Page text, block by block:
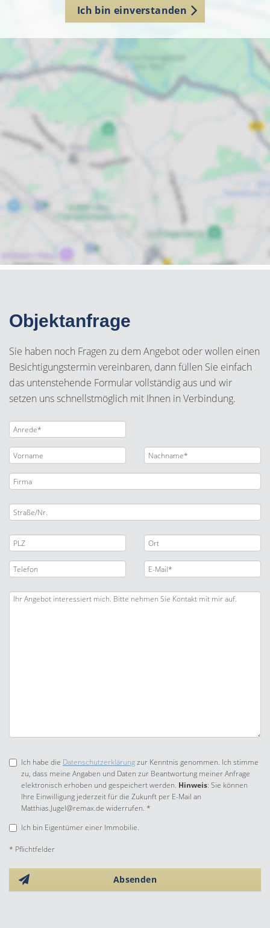
Ich bin einverstanden
Objektanfrage
Sie haben noch Fragen zu dem Angebot oder wollen einen
Besichtigungstermin vereinbaren, dann füllen Sie einfach
das untenstehende Formular vollständig aus und wir
setzen uns schnellstmöglich mit Ihnen in Verbindung.
Ich habe die Datenschutzerklärungzur Kenntnis genommen. Ich stimme
zu, dass meine Angaben und Daten zur Beantwortung meiner Anfrage
elektronisch erhoben und gespeichert werden. Hinweis: Sie können
Ihre Einwilligung jederzeit für die Zukunft per E-Mail an
Matthias.Jugel@remax.de widerrufen. *
Ich bin Eigentümer einer Immobilie.
* Pflichtfelder
Absenden